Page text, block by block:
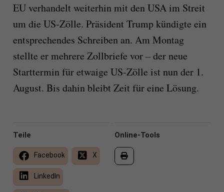
EU verhandelt weiterhin mit den USA im Streit
um die US-Zölle. Präsident Trump kündigte ein
entsprechendes Schreiben an. Am Montag
stellte er mehrere Zollbriefe vor – der neue
Starttermin für etwaige US-Zölle ist nun der 1.
August. Bis dahin bleibt Zeit für eine Lösung.
Online-Tools
Teile
Facebook X
LinkedIn